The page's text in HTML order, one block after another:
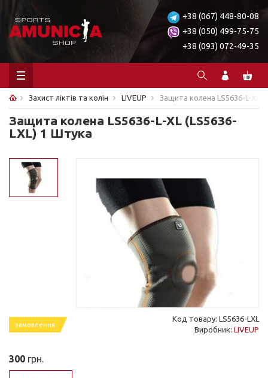
+38 (067) 448-80-08
+38 (050) 499-75-75
+38 (093) 072-49-35
Захист ліктів та колін LIVEUP Защита колена LS5636-L-XL
Защита колена LS5636-L-XL (LS5636-
LXL) 1 Штука
замовлення
Код товару: LS5636-LXL
Виробник: LIVEUP
300 грн.